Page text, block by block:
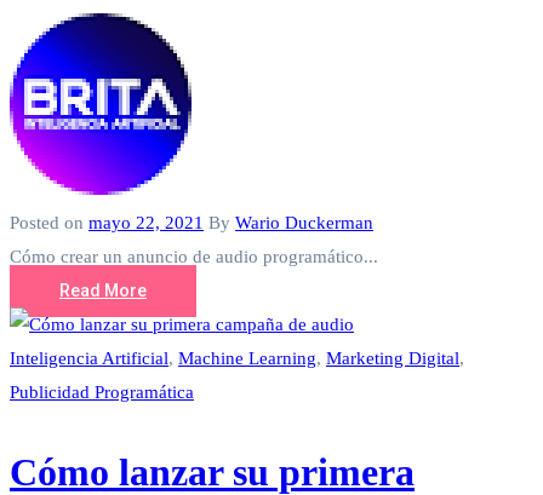
Posted on mayo 22, 2021 By Wario Duckerman
Cómo crear un anuncio de audio programático...
Read More
Inteligencia Artificial, Machine Learning, Marketing Digital,
Publicidad Programática
Cómo lanzar su primera